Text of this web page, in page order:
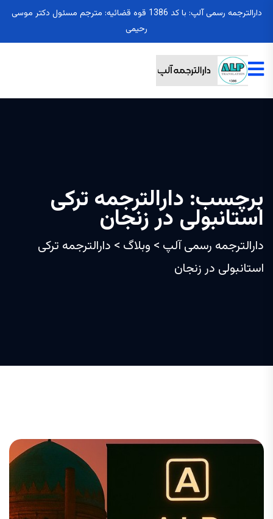
دارالترجمه رسمی آلپ: با کد 1386 قوه قضائیه: مترجم مسئول دکتر موسی
رحیمی
برچسب: دارالترجمه ترکی
استانبولی در زنجان
دارالترجمه رسمی آلپ > وبلاگ > دارالترجمه ترکی
استانبولی در زنجان